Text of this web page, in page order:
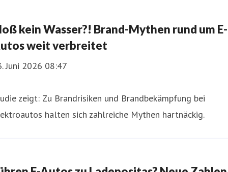
kein Wasser?! Brand-Mythen rund um E-
weit verbreitet
Juni 2026 08:47
zeigt: Zu Brandrisiken und Brandbekämpfung bei
halten sich zahlreiche Mythen hartnäckig.